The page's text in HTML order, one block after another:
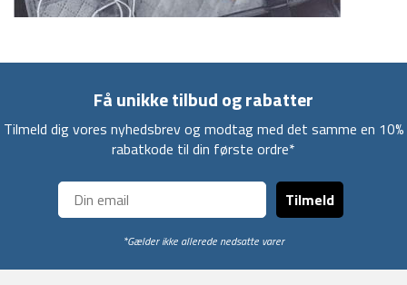
Få unikke tilbud og rabatter
Tilmeld dig vores nyhedsbrev og modtag med det samme en 10%
rabatkode til din første ordre*
Tilmeld
*Gælder ikke allerede nedsatte varer